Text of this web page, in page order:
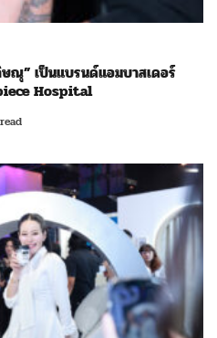
ณุ” เป็นแบรนด์แอมบาสเดอร์
Hospital